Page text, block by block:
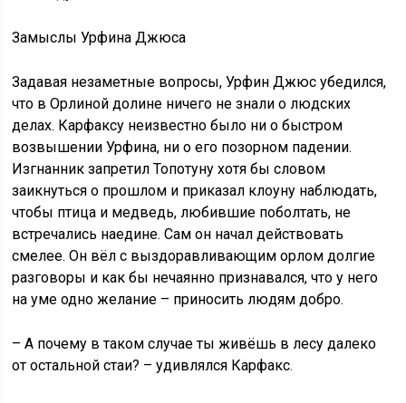
Замыслы Урфина Джюса
Задавая незаметные вопросы, Урфин Джюс убедился,
что в Орлиной долине ничего не знали о людских
делах. Карфаксу неизвестно было ни о быстром
возвышении Урфина, ни о его позорном падении.
Изгнанник запретил Топотуну хотя бы словом
заикнуться о прошлом и приказал клоуну наблюдать,
чтобы птица и медведь, любившие поболтать, не
встречались наедине. Сам он начал действовать
смелее. Он вёл с выздоравливающим орлом долгие
разговоры и как бы нечаянно признавался, что у него
на уме одно желание – приносить людям добро.
– А почему в таком случае ты живёшь в лесу далеко
от остальной стаи? – удивлялся Карфакс.